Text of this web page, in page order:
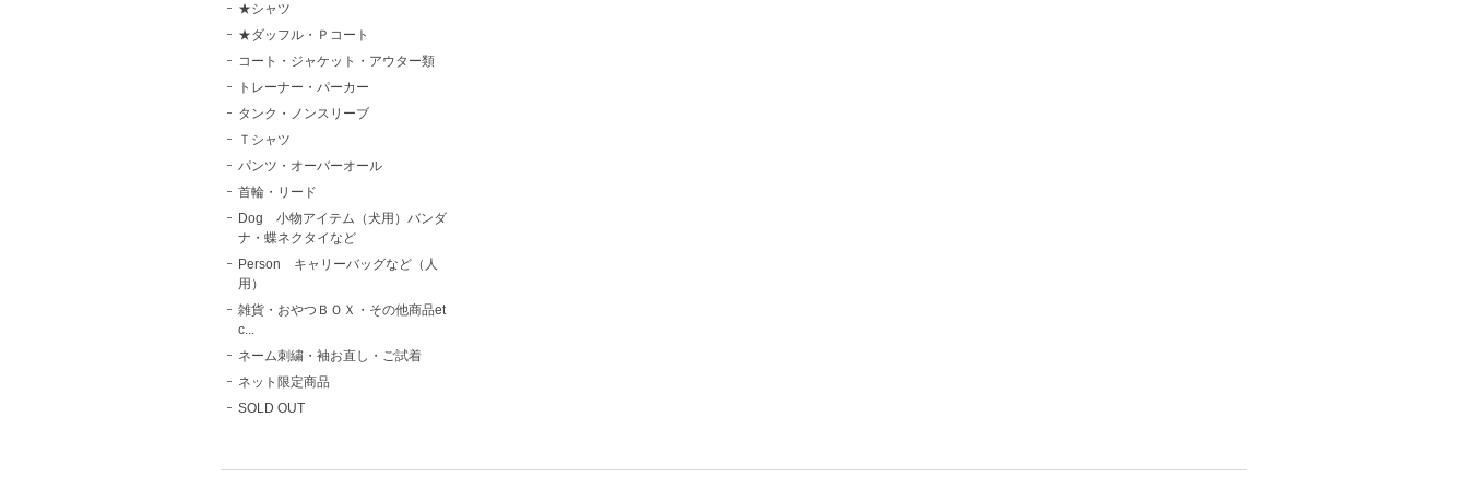
★シャツ
★ダッフル・Ｐコート
コート・ジャケット・アウター類
トレーナー・パーカー
タンク・ノンスリーブ
Ｔシャツ
パンツ・オーバーオール
首輪・リード
Dog 小物アイテム（犬用）バンダ
ナ・蝶ネクタイなど
Person キャリーバッグなど（人
用）
雑貨・おやつＢＯＸ・その他商品et
c...
ネーム刺繍・袖お直し・ご試着
ネット限定商品
SOLD OUT